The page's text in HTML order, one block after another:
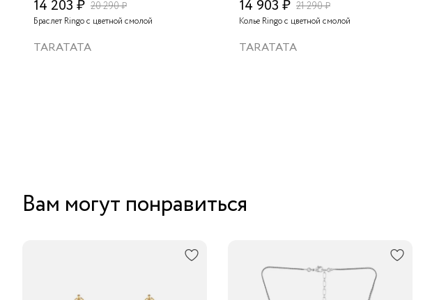
14 203 ₽ 20 290 ₽
Браслет Ringo с цветной смолой
TARATATA
14 903 ₽ 21 290 ₽
Колье Ringo с цветной смолой
TARATATA
Вам могут понравиться